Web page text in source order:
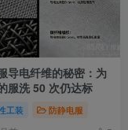
导电纤维的秘密：为
服洗 50 次仍达标
工装 防静电服